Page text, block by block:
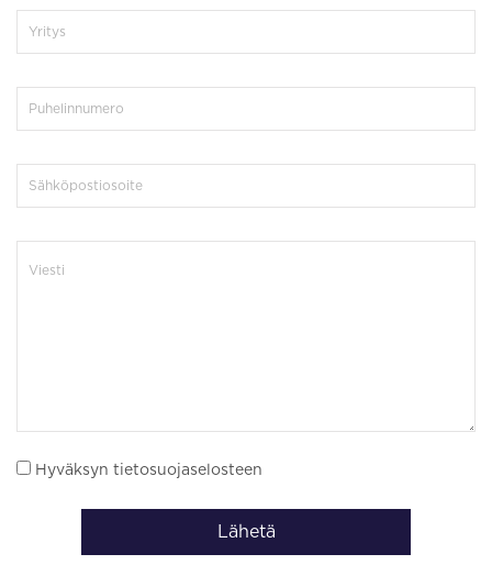
Hyväksyn tietosuojaselosteen
Lähetä